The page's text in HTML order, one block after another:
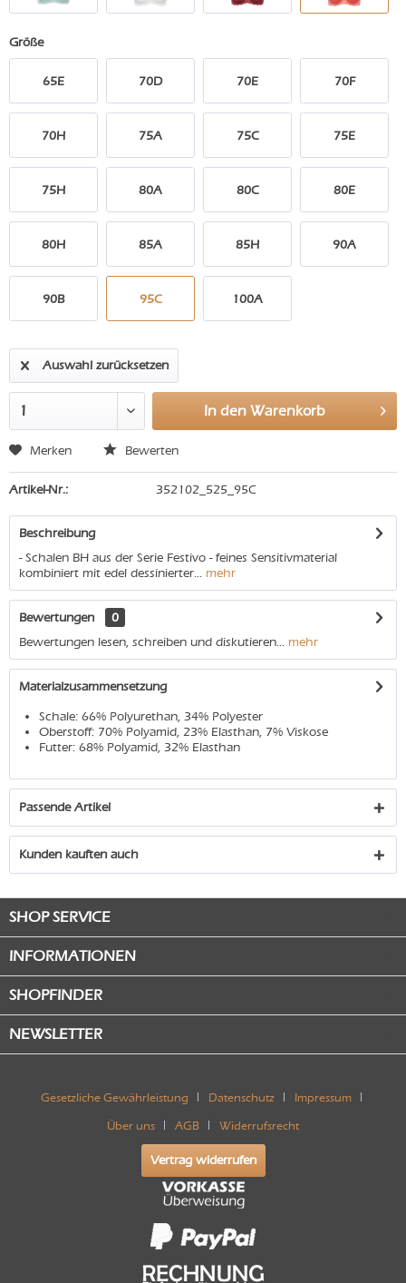
Größe
65E 70D 70E 70F
70H 75A 75C 75E
75H 80A 80C 80E
80H 85A 85H 90A
90B 95C 100A
Auswahl zurücksetzen
In den Warenkorb
Merken Bewerten
Artikel-Nr.: 352102_525_95C
Beschreibung
- Schalen BH aus der Serie Festivo - feines Sensitivmaterial
kombiniert mit edel dessinierter... mehr
Bewertungen
0
Bewertungen lesen, schreiben und diskutieren... mehr
Materialzusammensetzung
Schale: 66% Polyurethan, 34% Polyester
Oberstoff: 70% Polyamid, 23% Elasthan, 7% Viskose
Futter: 68% Polyamid, 32% Elasthan
Passende Artikel
Kunden kauften auch
SHOP SERVICE
INFORMATIONEN
SHOPFINDER
NEWSLETTER
Gesetzliche Gewährleistung Datenschutz Impressum
Über uns AGB Widerrufsrecht
Vertrag widerrufen